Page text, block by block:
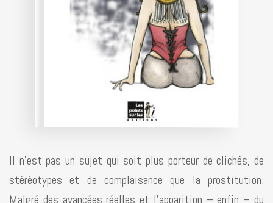
Il n’est pas un sujet qui soit plus porteur de clichés, de
stéréotypes et de complaisance que la prostitution.
Malgré des avancées réelles et l’apparition – enfin – du